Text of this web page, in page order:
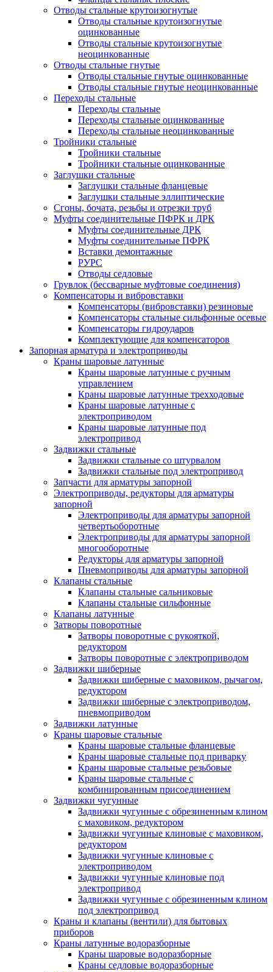
Отводы стальные крутоизогнутые
Отводы стальные крутоизогнутые
оцинкованные
Отводы стальные крутоизогнутые
неоцинкованные
Отводы стальные гнутые
Отводы стальные гнутые оцинкованные
Отводы стальные гнутые неоцинкованные
Переходы стальные
Переходы стальные
Переходы стальные оцинкованные
Переходы стальные неоцинкованные
Тройники стальные
Тройники стальные
Тройники стальные оцинкованные
Заглушки стальные
Заглушки стальные фланцевые
Заглушки стальные эллиптические
Сгоны, бочата, резьбы и отрезки труб
Муфты соединительные ПФРК и ДРК
Муфты соединительные ДРК
Муфты соединительные ПФРК
Вставки демонтажные
РУРС
Отводы седловые
Грувлок (бессварные муфтовые соединения)
Компенсаторы и вибровставки
Компенсаторы (вибровставки) резиновые
Компенсаторы стальные сильфонные осевые
Компенсаторы гидроударов
Комплектующие для компенсаторов
Запорная арматура и электроприводы
Краны шаровые латунные
Краны шаровые латунные с ручным
управлением
Краны шаровые латунные трехходовые
Краны шаровые латунные с
электроприводом
Краны шаровые латунные под
электропривод
Задвижки стальные
Задвижки стальные со штурвалом
Задвижки стальные под электропривод
Запчасти для арматуры запорной
Электроприводы, редукторы для арматуры
запорной
Электроприводы для арматуры запорной
четвертьоборотные
Электроприводы для арматуры запорной
многооборотные
Редукторы для арматуры запорной
Пневмоприводы для арматуры запорной
Клапаны стальные
Клапаны стальные сальниковые
Клапаны стальные сильфонные
Клапаны латунные
Затворы поворотные
Затворы поворотные с рукояткой,
редуктором
Затворы поворотные с электроприводом
Задвижки шиберные
Задвижки шиберные с маховиком, рычагом,
редуктором
Задвижки шиберные с электроприводом,
пневмоприводом
Задвижки латунные
Краны шаровые стальные
Краны шаровые стальные фланцевые
Краны шаровые стальные под приварку
Краны шаровые стальные резьбовые
Краны шаровые стальные с
комбинированным присоединением
Задвижки чугунные
Задвижки чугунные с обрезиненным клином
с маховиком, редуктором
Задвижки чугунные клиновые с маховиком,
редуктором
Задвижки чугунные клиновые с
электроприводом
Задвижки чугунные клиновые под
электропривод
Задвижки чугунные с обрезиненным клином
под электропривод
Краны и клапаны (вентили) для бытовых
приборов
Краны латунные водоразборные
Краны шаровые водоразборные
Краны седловые водоразборные